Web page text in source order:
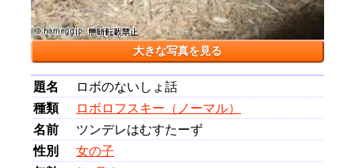
大きな写真を見る
題名
ロボのないしょ話
種類
ロボロフスキー（ノーマル）
名前
ツンデレはむすたーず
性別
女の子